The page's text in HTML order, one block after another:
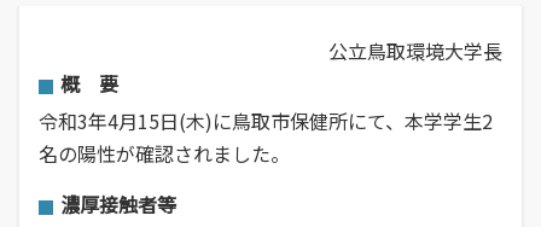
交通アクセス・周辺マップ
持続的社会を実現できる高度専門職業人
を養成
公立鳥取環境大学長
概 要
令和3年4月15日(木)に鳥取市保健所にて、本学学生2
名の陽性が確認されました。
濃厚接触者等